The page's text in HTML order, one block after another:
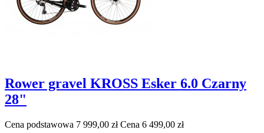
Rower gravel KROSS Esker 6.0 Czarny
28"
Cena podstawowa 7 999,00 zł Cena 6 499,00 zł